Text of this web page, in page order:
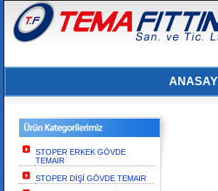
STOPER ERKEK GÖVDE
TEMAIR
STOPER DİŞİ GÖVDE TEMAIR